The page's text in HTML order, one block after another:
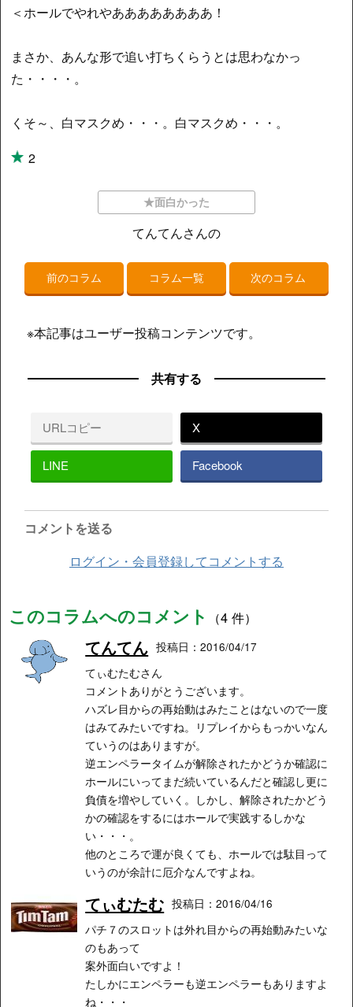
＜ホールでやれやああああああああ！
まさか、あんな形で追い打ちくらうとは思わなかっ
た・・・・。
くそ～、白マスクめ・・・。白マスクめ・・・。
2
★面白かった
てんてんさんの
前のコラム コラム一覧 次のコラム
※本記事はユーザー投稿コンテンツです。
共有する
URLコピー X
LINE Facebook
コメントを送る
ログイン・会員登録してコメントする
このコラムへのコメント （4 件）
てんてん 投稿日：2016/04/17
てぃむたむさん
コメントありがとうございます。
ハズレ目からの再始動はみたことはないので一度
はみてみたいですね。リプレイからもっかいなん
ていうのはありますが。
逆エンペラータイムが解除されたかどうか確認に
ホールにいってまだ続いているんだと確認し更に
負債を増やしていく。しかし、解除されたかどう
かの確認をするにはホールで実践するしかな
い・・・。
他のところで運が良くても、ホールでは駄目って
いうのが余計に厄介なんですよね。
てぃむたむ 投稿日：2016/04/16
パチ７のスロットは外れ目からの再始動みたいな
のもあって
案外面白いですよ！
たしかにエンペラーも逆エンペラーもありますよ
ね・・・